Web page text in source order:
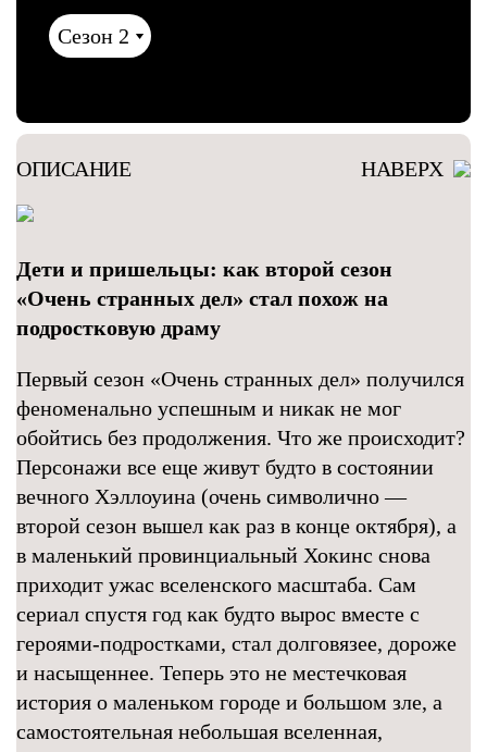
ОПИСАНИЕ НАВЕРХ
Дети и пришельцы: как второй сезон
«Очень странных дел» стал похож на
подростковую драму
Первый сезон «Очень странных дел» получился
феноменально успешным и никак не мог
обойтись без продолжения. Что же происходит?
Персонажи все еще живут будто в состоянии
вечного Хэллоуина (очень символично —
второй сезон вышел как раз в конце октября), а
в маленький провинциальный Хокинс снова
приходит ужас вселенского масштаба. Сам
сериал спустя год как будто вырос вместе с
героями-подростками, стал долговязее, дороже
и насыщеннее. Теперь это не местечковая
история о маленьком городе и большом зле, а
самостоятельная небольшая вселенная,